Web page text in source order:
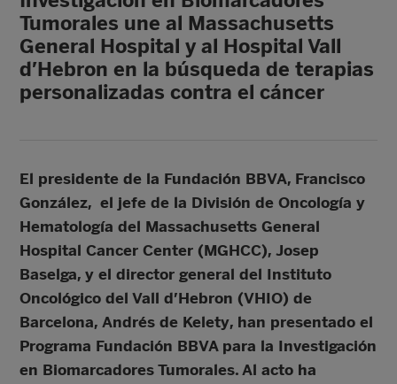
Tumorales une al Massachusetts
General Hospital y al Hospital Vall
d’Hebron en la búsqueda de terapias
personalizadas contra el cáncer
El presidente de la Fundación BBVA, Francisco
González, el jefe de la División de Oncología y
Hematología del Massachusetts General
Hospital Cancer Center (MGHCC),Josep
Baselga, y el director general del Instituto
Oncológico del Vall d’Hebron (VHIO) de
Barcelona,Andrés de Kelety, han presentado el
Programa Fundación BBVA para la Investigación
en Biomarcadores Tumorales. Al acto ha